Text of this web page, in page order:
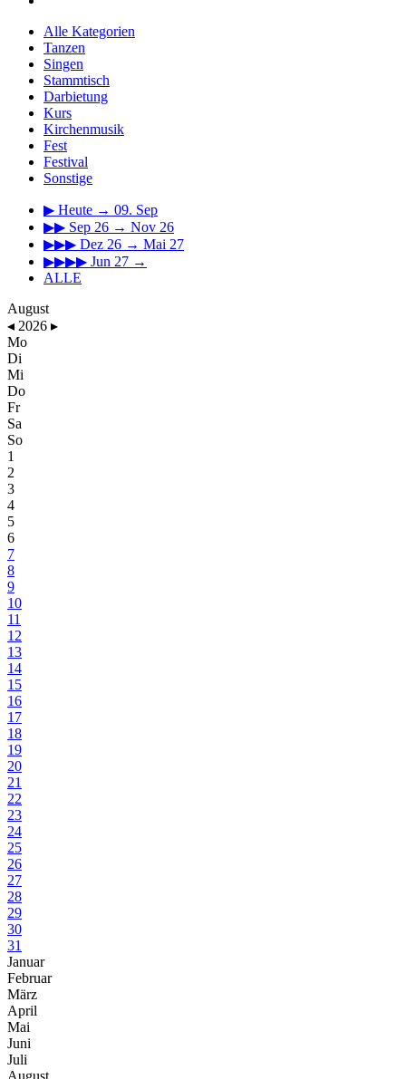
Alle Kategorien
Tanzen
Singen
Stammtisch
Darbietung
Kurs
Kirchenmusik
Fest
Festival
Sonstige
▶ Heute → 09. Sep
▶▶ Sep 26 → Nov 26
▶▶▶ Dez 26 → Mai 27
▶▶▶▶ Jun 27 →
ALLE
August
◂ 2026 ▸
Mo
Di
Mi
Do
Fr
Sa
So
1
2
3
4
5
6
7
8
9
10
11
12
13
14
15
16
17
18
19
20
21
22
23
24
25
26
27
28
29
30
31
Januar
Februar
März
April
Mai
Juni
Juli
August